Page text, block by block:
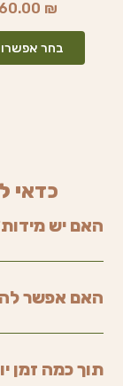
₪
בחר
כדאי
האם יש
האם אפשר
תוך כמה זמן